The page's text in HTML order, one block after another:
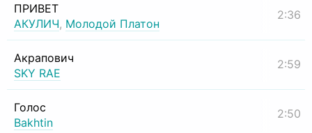
ПРИВЕТ
АКУЛИЧ, Молодой Платон
2:36
Акрапович
SKY RAE
2:59
Голос
Bakhtin
2:50